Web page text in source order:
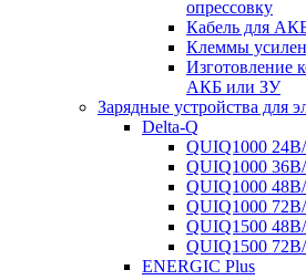
опрессовку
Кабель для
Клеммы
Изготовление
АКБ или ЗУ
Зарядные устройства для
Delta-Q
QUIQ1000
QUIQ1000
QUIQ1000
QUIQ1000
QUIQ1500
QUIQ1500
ENERGIC Plus